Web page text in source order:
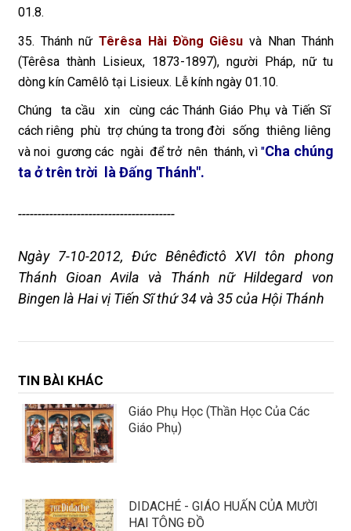
01.8.
35. Thánh nữTêrêsa Hài Ðồng Giêsuvà Nhan Thánh
(Têrêsa thành Lisieux, 1873-1897), người Pháp, nữ tu
dòng kín Camêlô tại Lisieux. Lễ kính ngày 01.10.
Chúng ta cầu xin cùng các Thánh Giáo Phụ và Tiến Sĩ
cách riêng phù trợ chúng ta trong đời sống thiêng liêng
và noi gương các ngài để trở nên thánh, vì"Cha chúng
ta ở trên trời là Đấng Thánh".
----------------------------------------
Ngày 7-10-2012, Đức Bênêđictô XVI tôn phong
Thánh Gioan Avila và Thánh nữ Hildegard von
Bingen là Hai vị Tiến Sĩ thứ 34 và 35 của Hội Thánh
TIN BÀI KHÁC
Giáo Phụ Học (Thần Học Của Các
Giáo Phụ)
DIDACHÉ - GIÁO HUẤN CỦA MƯỜI
HAI TÔNG ĐỒ